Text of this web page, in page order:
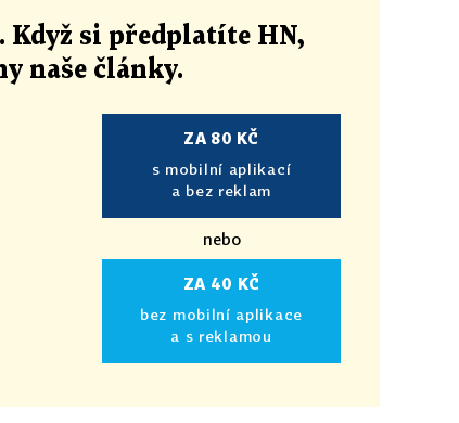
Když si předplatíte HN,
naše články.
ZA 80 KČ
s mobilní aplikací
a bez reklam
nebo
ZA 40 KČ
bez mobilní aplikace
a s reklamou